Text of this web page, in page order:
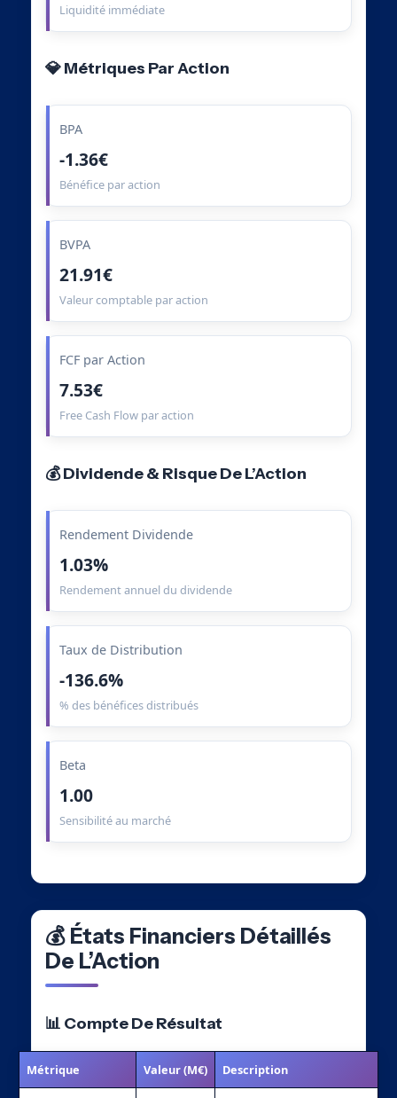
Liquidité immédiate
💎 Métriques Par Action
BPA
-1.36€
Bénéfice par action
BVPA
21.91€
Valeur comptable par action
FCF par Action
7.53€
Free Cash Flow par action
💰 Dividende & Risque De L’Action
Rendement Dividende
1.03%
Rendement annuel du dividende
Taux de Distribution
-136.6%
% des bénéfices distribués
Beta
1.00
Sensibilité au marché
💰 États Financiers Détaillés
De L’Action
📊 Compte De Résultat
Métrique Valeur (M€) Description